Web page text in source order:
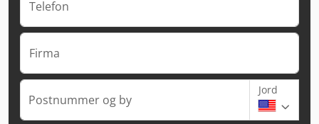
Telefon
Firma
Postnummer og by
Jord